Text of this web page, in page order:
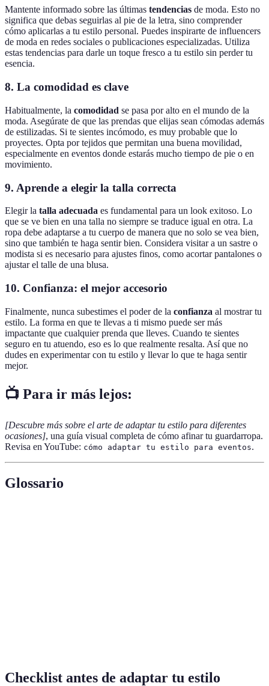
Mantente informado sobre las últimas tendencias de moda. Esto no
significa que debas seguirlas al pie de la letra, sino comprender
cómo aplicarlas a tu estilo personal. Puedes inspirarte de influencers
de moda en redes sociales o publicaciones especializadas. Utiliza
estas tendencias para darle un toque fresco a tu estilo sin perder tu
esencia.
8. La comodidad es clave
Habitualmente, la comodidad se pasa por alto en el mundo de la
moda. Asegúrate de que las prendas que elijas sean cómodas además
de estilizadas. Si te sientes incómodo, es muy probable que lo
proyectes. Opta por tejidos que permitan una buena movilidad,
especialmente en eventos donde estarás mucho tiempo de pie o en
movimiento.
9. Aprende a elegir la talla correcta
Elegir la talla adecuada es fundamental para un look exitoso. Lo
que se ve bien en una talla no siempre se traduce igual en otra. La
ropa debe adaptarse a tu cuerpo de manera que no solo se vea bien,
sino que también te haga sentir bien. Considera visitar a un sastre o
modista si es necesario para ajustes finos, como acortar pantalones o
ajustar el talle de una blusa.
10. Confianza: el mejor accesorio
Finalmente, nunca subestimes el poder de la confianza al mostrar tu
estilo. La forma en que te llevas a ti mismo puede ser más
impactante que cualquier prenda que lleves. Cuando te sientes
seguro en tu atuendo, eso es lo que realmente resalta. Así que no
dudes en experimentar con tu estilo y llevar lo que te haga sentir
mejor.
📺 Para ir más lejos:
[Descubre más sobre el arte de adaptar tu estilo para diferentes
ocasiones], una guía visual completa de cómo afinar tu guardarropa.
Revisa en YouTube: cómo adaptar tu estilo para eventos.
Glossario
Checklist antes de adaptar tu estilo